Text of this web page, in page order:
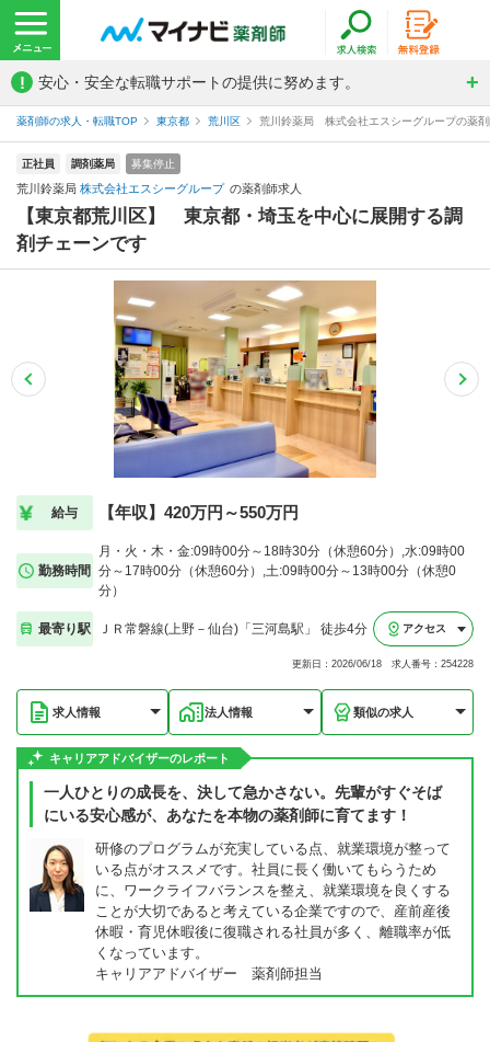
! 安心・安全な転職サポートの提供に努めます。
薬剤師の求人・転職TOP 東京都 荒川区 荒川鈴薬局 株式会社エスシーグループの薬
正社員 調剤薬局 募集停止
荒川鈴薬局 株式会社エスシーグループ の薬剤師求人
【東京都荒川区】 東京都・埼玉を中心に展開する調
剤チェーンです
給与 【年収】420万円～550万円
勤務時間
月・火・木・金:09時00分～18時30分（休憩60分）,水:09時00
分～17時00分（休憩60分）,土:09時00分～13時00分（休憩0
分）
最寄り駅 ＪＲ常磐線(上野－仙台)「三河島駅」 徒歩4分 アクセス
更新日：2026/06/18 求人番号：254228
求人情報 法人情報 類似の求人
キャリアアドバイザーのレポート
一人ひとりの成長を、決して急かさない。先輩がすぐそば
にいる安心感が、あなたを本物の薬剤師に育てます！
研修のプログラムが充実している点、就業環境が整って
いる点がオススメです。社員に長く働いてもらうため
に、ワークライフバランスを整え、就業環境を良くする
ことが大切であると考えている企業ですので、産前産後
休暇・育児休暇後に復職される社員が多く、離職率が低
くなっています。
キャリアアドバイザー 薬剤師担当